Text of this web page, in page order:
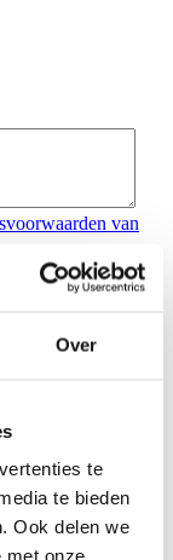
Over
te
te bieden
Ook delen we
met onze
van